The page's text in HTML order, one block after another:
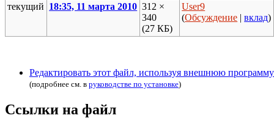
текущий 18:35, 11 марта 2010 312 ×
340
(27 КБ)
User9
(Обсуждение |вклад)
Редактировать этот файл, используя внешнюю программу
(подробнее см. в руководстве по установке)
Ссылки на файл